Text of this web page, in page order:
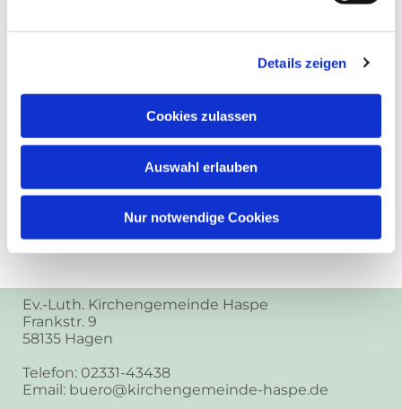
Details zeigen
Cookies zulassen
Auswahl erlauben
Nur notwendige Cookies
Ev.-Luth. Kirchengemeinde Haspe
Frankstr. 9
58135 Hagen
Telefon: 02331-43438
Email: buero@kirchengemeinde-haspe.de